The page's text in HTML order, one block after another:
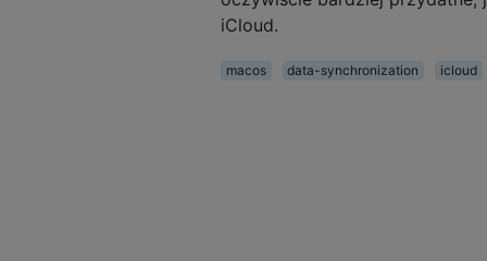
iCloud.
macos data-synchronization icloud